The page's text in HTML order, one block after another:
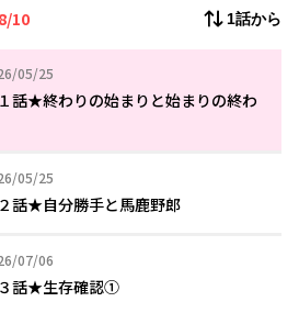
体――
手”であるということを告げる
カリプスドラマが、今始まる！
10 1話から
05/25
年05月25日
話★終わりの始まりと始まりの終わ
05/25
年05月25日
話★自分勝手と馬鹿野郎
07/06
年07月06日
話★生存確認①